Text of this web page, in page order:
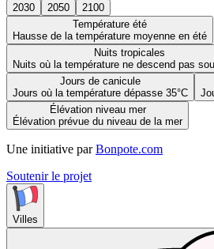
2030 2050
2100
Température été
Hausse de la température moyenne en été
Nuits tropicales
Nuits où la température ne descend pas
Jours de canicule
Jours où la température dépasse 35°C
Élévation niveau mer
Élévation prévue du niveau de la mer
Une initiative par Bonpote.com
Soutenir le projet
Villes